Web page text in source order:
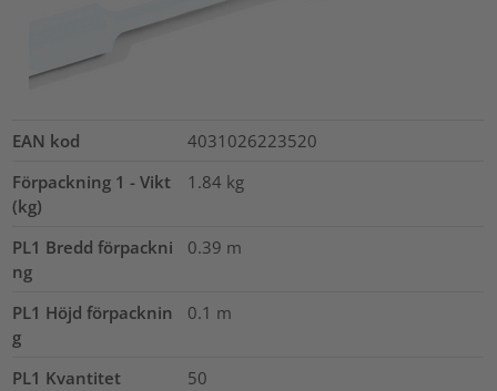
EAN kod
4031026223520
Förpackning 1 - Vikt
(kg)
1.84 kg
PL1 Bredd förpackni
ng
0.39 m
PL1 Höjd förpacknin
g
0.1 m
PL1 Kvantitet
50